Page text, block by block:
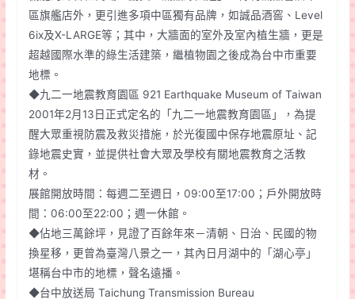
區旗艦店外，更引進多項中區獨有品牌，如誠品酒窖、Level
6ix及X-LARGE等；其中，大牆面的室外及室內植生牆，更是
超越國際水準的綠生活建築，繼植物園之後成為台中市重要
地標。
◆九二一地震教育園區 921 Earthquake Museum of Taiwan
2001年2月13日正式定名的「九二一地震教育園區」，為提
醒大眾重視防震及救災措施，於光復國中保存地震原址、記
錄地震史實，並提供社會大眾及學校有關地震教育之活教
材。
展館開放時間：每週二至週日，09:00至17:00；戶外開放時
間：06:00至22:00；週一休館。
◆佔地三萬餘坪，見證了百餘年來－清朝、日治、民國的物
換星移，更曾為臺灣八景之一，其內日月湖中的「湖心亭」
堪稱台中市的地標，聲名遠播。
◆台中放送局 Taichung Transmission Bureau